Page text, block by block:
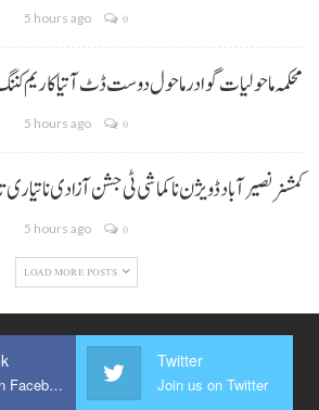
5 hours ago 0
محکمہ ماحولیات گوادر ماحول دوست ڈٹ آتیا کاریم
5 hours ago 0
کمشنر نصیر آباد ڈویژن نا کماشی ٹی جشن آزادی نا
5 hours ago 0
LOAD MORE POSTS
Join us on Facebook
Twitter
Join us on Twitter